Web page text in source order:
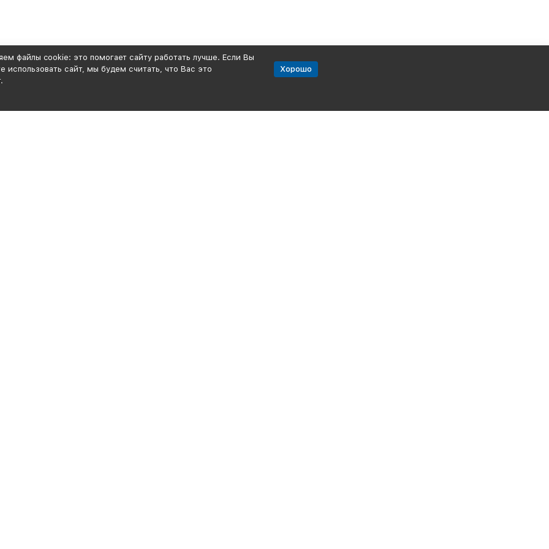
файлы cookie: это помогает сайту работать лучше. Если Вы
использовать сайт, мы будем считать, что Вас это
Хорошо